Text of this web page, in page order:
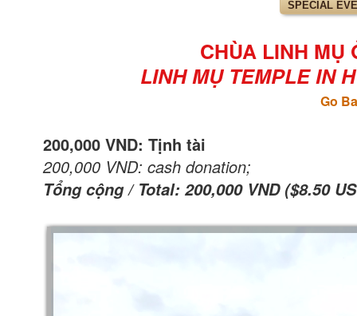
SPECIAL
CHÙA LINH MỤ
LINH MỤ TEMPLE IN
Go
200,000 VND: Tịnh tài
200,000 VND: cash donation;
Tổng cộng / Total: 200,000 VND ($8.50